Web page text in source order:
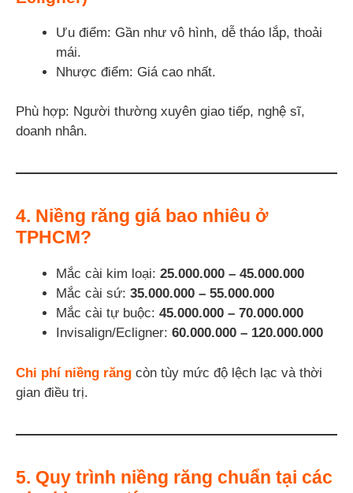
Ưu điểm: Gần như vô hình, dễ tháo lắp, thoải
mái.
Nhược điểm: Giá cao nhất.
Phù hợp: Người thường xuyên giao tiếp, nghệ sĩ,
doanh nhân.
4. Niềng răng giá bao nhiêu ở
TPHCM?
Mắc cài kim loại: 25.000.000 – 45.000.000
Mắc cài sứ: 35.000.000 – 55.000.000
Mắc cài tự buộc: 45.000.000 – 70.000.000
Invisalign/Ecligner: 60.000.000 – 120.000.000
Chi phí niềng răng còn tùy mức độ lệch lạc và thời
gian điều trị.
5. Quy trình niềng răng chuẩn tại các